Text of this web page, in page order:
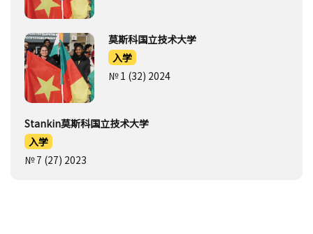
莫斯科国立技术大学
入学
№ 1 (32) 2024
Stankin莫斯科国立技术大学
入学
№ 7 (27) 2023